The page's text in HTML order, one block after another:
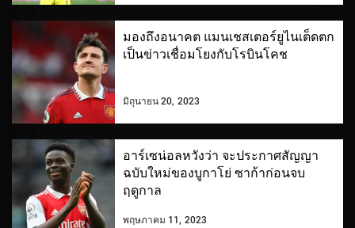
มองถึงอนาคต แมนเชสเตอร์ยูไนเต็ดตก
เป็นข่าวเชื่อมโยงกับโรบินโคช
มิถุนายน 20, 2023
อาร์เซน่อลหวังว่า จะประกาศสัญญา
ฉบับใหม่ของบูกาโย่ ซาก้าก่อนจบ
ฤดูกาล
พฤษภาคม 11, 2023